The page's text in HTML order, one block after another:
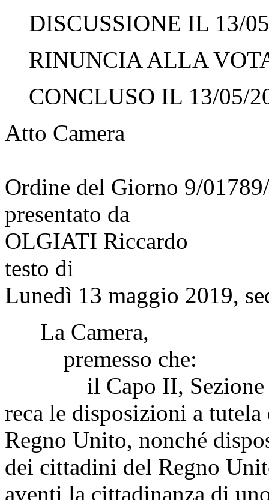
DISCUSSIONE IL 13/
RINUNCIA ALLA
CONCLUSO IL 13/05/
Atto Camera
Ordine del Giorno 9/
presentato da
OLGIATI Riccardo
testo di
Lunedì 13 maggio 2019,
La Camera,
premesso che:
il Capo II, Sezione II,
reca le disposizioni a
Regno Unito, nonché
dei cittadini del Regno
aventi la cittadinanza di